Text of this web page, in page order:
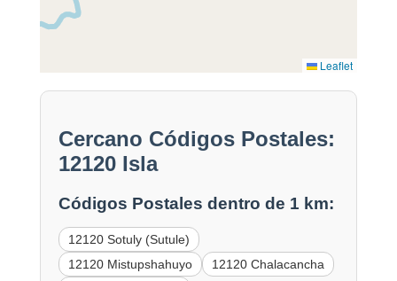
Leaflet
Cercano Códigos Postales:
12120 Isla
Códigos Postales dentro de 1 km:
12120 Sotuly (Sutule)
12120 Mistupshahuyo
12120 Chalacancha